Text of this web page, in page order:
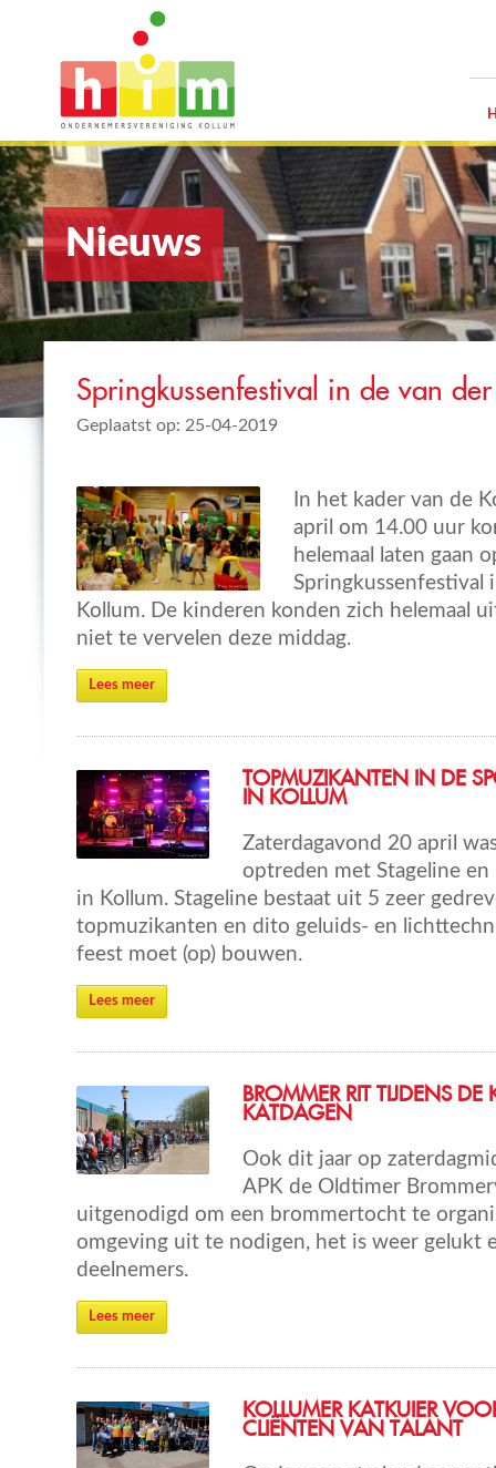
Nieuws
Springkussenfestival in de van
Geplaatst op: 25-04-2019
In het kader van de
april om 14.00 uur
helemaal laten gaan
Springkussenfestival
Kollum. De kinderen konden zich helemaal
niet te vervelen deze middag.
Lees meer
TOPMUZIKANTEN IN DE
IN KOLLUM
Zaterdagavond 20 april
optreden met Stageline
in Kollum. Stageline bestaat uit 5 zeer
topmuzikanten en dito geluids- en
feest moet (op) bouwen.
Lees meer
BROMMER RIT TIJDENS DE
KATDAGEN
Ook dit jaar op
APK de Oldtimer
uitgenodigd om een brommertocht te
omgeving uit te nodigen, het is weer gelukt
deelnemers.
Lees meer
KOLLUMER KATKUIER
CLIËNTEN VAN TALANT